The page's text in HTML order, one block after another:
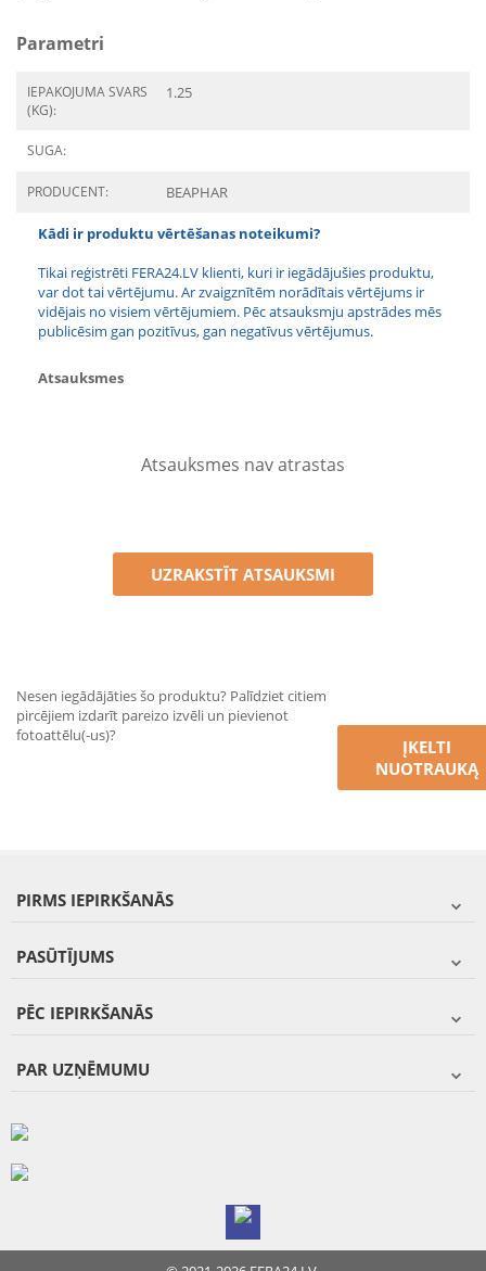
Parametri
IEPAKOJUMA SVARS
(KG):
1.25
SUGA:
PRODUCENT: BEAPHAR
Kādi ir produktu vērtēšanas noteikumi?
Tikai reģistrēti FERA24.LV klienti, kuri ir iegādājušies produktu,
var dot tai vērtējumu. Ar zvaigznītēm norādītais vērtējums ir
vidējais no visiem vērtējumiem. Pēc atsauksmju apstrādes mēs
publicēsim gan pozitīvus, gan negatīvus vērtējumus.
Atsauksmes
Atsauksmes nav atrastas
UZRAKSTĪT ATSAUKSMI
Nesen iegādājāties šo produktu? Palīdziet citiem
pircējiem izdarīt pareizo izvēli un pievienot
fotoattēlu(-us)?
ĮKELTI
NUOTRAUKĄ
PIRMS IEPIRKŠANĀS
PASŪTĪJUMS
PĒC IEPIRKŠANĀS
PAR UZŅĒMUMU